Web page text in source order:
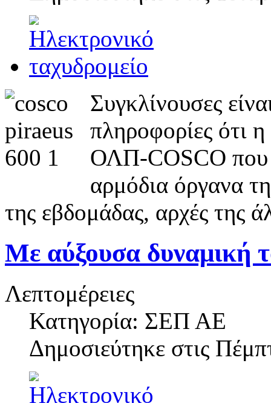
Συγκλίνουσες
πληροφορίες ότι
ΟΛΠ-COSCO που
αρμόδια όργανα
της εβδομάδας, αρχές της
Με αύξουσα δυναμική
Λεπτομέρειες
Κατηγορία: ΣΕΠ ΑΕ
Δημοσιεύτηκε στις